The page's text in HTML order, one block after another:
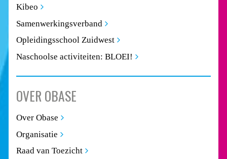
Kibeo
Samenwerkingsverband
Opleidingsschool Zuidwest
Naschoolse activiteiten: BLOEI!
OVER OBASE
Over Obase
Organisatie
Raad van Toezicht